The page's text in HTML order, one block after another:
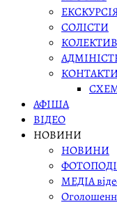
СОЛІСТИ
КОНТАКТИ
АФІША
ВІДЕО
НОВИНИ
НОВИНИ
МЕДІА